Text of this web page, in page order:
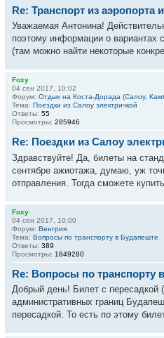
Re: Транспорт из
Уважаемая Антонина!
поэтому информации о вариантах
(там можно найти некоторые
Foxy
04 сен 2017, 10:02
Форум: Отдых на Коста-Дорада (Салоу,
Тема: Поездки из Салоу электричкой
Ответы: 55
Просмотры: 285946
Re: Поездки из Салоу
Здравствуйте! Да, билеты на
сентябре ажиотажа, думаю, уж
отправления. Тогда сможете
Foxy
04 сен 2017, 10:00
Форум: Венгрия
Тема: Вопросы по транспорту в Будапеште
Ответы: 389
Просмотры: 1849280
Re: Вопросы по транспорту
Добрый день! Билет с пересадкой
административных границ
пересадкой. То есть по этому